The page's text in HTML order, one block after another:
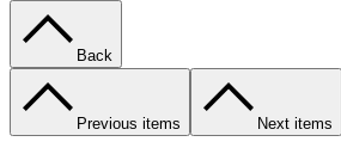
Back
Previous items Next items